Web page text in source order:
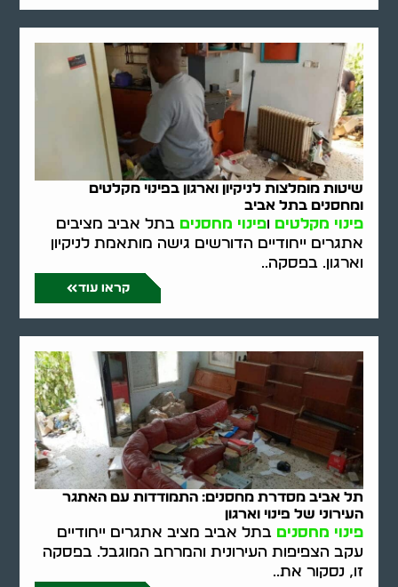
שיטות מומלצות לניקיון וארגון בפינוי מקלטים
ומחסנים בתל אביב
פינוי מקלטים ופינוי מחסנים בתל אביב מציבים
אתגרים ייחודיים הדורשים גישה מותאמת לניקיון
וארגון. בפסקה..
קראו עוד
תל אביב מסדרת מחסנים: התמודדות עם האתגר
העירוני של פינוי וארגון
פינוי מחסנים בתל אביב מציב אתגרים ייחודיים
עקב הצפיפות העירונית והמרחב המוגבל. בפסקה
זו, נסקור את..